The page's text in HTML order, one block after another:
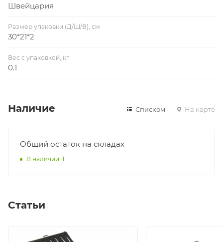
Швейцария
Размер упаковки (Д/Ш/В), см
30*21*2
Вес с упаковкой, кг
0.1
Наличие Списком На карте
Общий остаток на складах
В наличии: 1
Статьи